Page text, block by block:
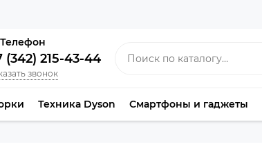
(342) 215-43-44
звонок
Техника Dyson Смартфоны и гаджеты